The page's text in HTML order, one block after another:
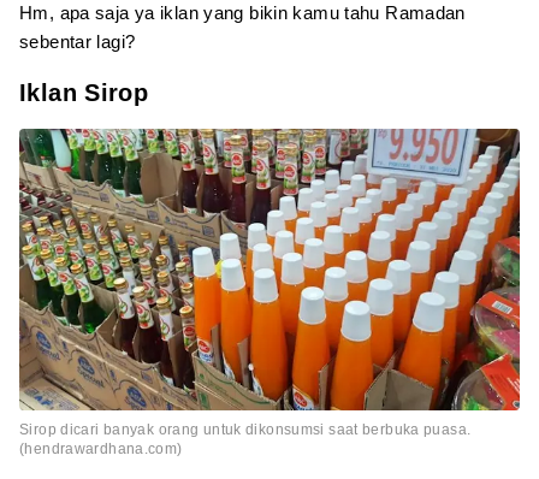
Hm, apa saja ya iklan yang bikin kamu tahu Ramadan
sebentar lagi?
Iklan Sirop
Sirop dicari banyak orang untuk dikonsumsi saat berbuka puasa.
(hendrawardhana.com)